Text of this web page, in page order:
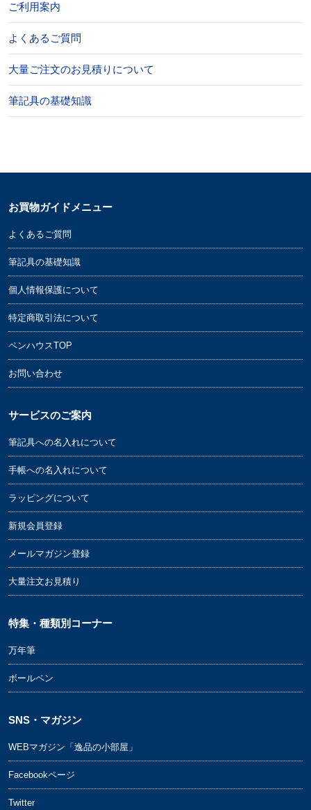
ご利用案内
よくあるご質問
大量ご注文のお見積りについて
筆記具の基礎知識
お買物ガイドメニュー
よくあるご質問
筆記具の基礎知識
個人情報保護について
特定商取引法について
ペンハウスTOP
お問い合わせ
サービスのご案内
筆記具への名入れについて
手帳への名入れについて
ラッピングについて
新規会員登録
メールマガジン登録
大量注文お見積り
特集・種類別コーナー
万年筆
ボールペン
SNS・マガジン
WEBマガジン「逸品の小部屋」
Facebookページ
Twitter